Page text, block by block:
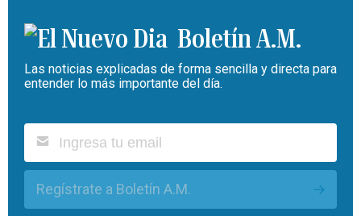
Boletín A.M.
Las noticias explicadas de forma sencilla y directa para
entender lo más importante del día.
Regístrate a Boletín A.M.